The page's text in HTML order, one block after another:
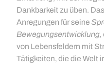
Dankbarkeit zu üben.
Anregungen für seine
Bewegungs­entwicklung,
von Lebensfeldern mit
Tätigkeiten, die die Welt